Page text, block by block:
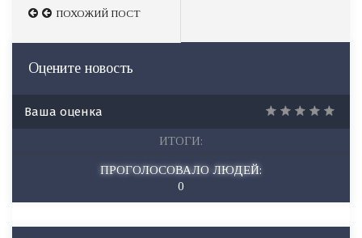
ПОХОЖИЙ ПОСТ
ПОХОЖИЙ ПОСТ
Оцените новость
Ваша оценка
ИТОГИ:
ПРОГОЛОСОВАЛО ЛЮДЕЙ:
0